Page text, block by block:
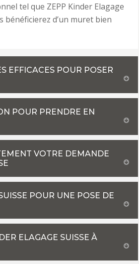
tel que ZEPP Kinder Elagage
bénéficierez d’un muret bien
EFFICACES POUR POSER
POUR PRENDRE EN
VOTRE DEMANDE
POUR UNE POSE DE
ELAGAGE SUISSE À